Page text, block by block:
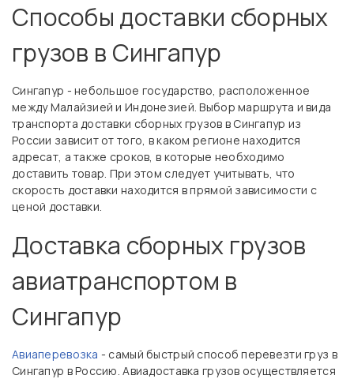
Способы доставки сборных
грузов в Сингапур
Сингапур - небольшое государство, расположенное
между Малайзией и Индонезией. Выбор маршрута и вида
транспорта доставки сборных грузов в Сингапур из
России зависит от того, в каком регионе находится
адресат, а также сроков, в которые необходимо
доставить товар. При этом следует учитывать, что
скорость доставки находится в прямой зависимости с
ценой доставки.
Доставка сборных грузов
авиатранспортом в
Сингапур
Авиаперевозка - самый быстрый способ перевезти груз в
Сингапур в Россию. Авиадоставка грузов осуществляется